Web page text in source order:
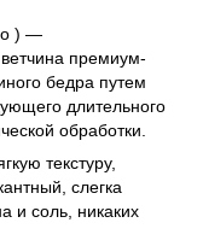
) —
премиум-
бедра путем
длительного
обработки.
текстуру,
слегка
и соль, никаких